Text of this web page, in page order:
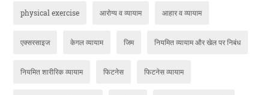
physical exercise आरोग्य व व्यायाम आहार व व्यायाम
एक्सरसाइज केगल व्यायाम जिम नियमित व्यायाम और खेल पर निबंध
नियमित शारीरिक व्यायाम फिटनेस फिटनेस व्यायाम